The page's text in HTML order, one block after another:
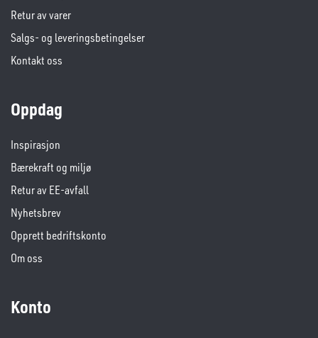
Retur av varer
Salgs- og leveringsbetingelser
Kontakt oss
Oppdag
Inspirasjon
Bærekraft og miljø
Retur av EE-avfall
Nyhetsbrev
Opprett bedriftskonto
Om oss
Konto